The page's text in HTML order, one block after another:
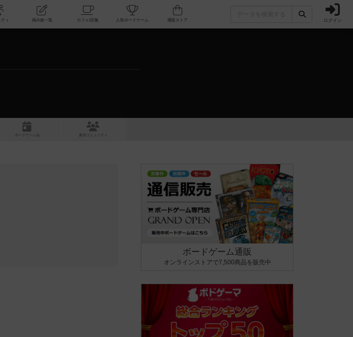
コミュニティ 掲示板一覧 カフェ/店舗 人気ボードゲーム ログイン
ボ ドゲ ーム コミュニティ
ボードゲーム通販
オンラインストアで7,500商品を販売中